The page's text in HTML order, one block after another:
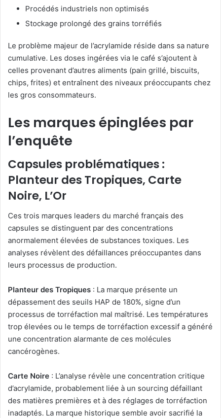
Procédés industriels non optimisés
Stockage prolongé des grains torréfiés
Le problème majeur de l’acrylamide réside dans sa nature
cumulative. Les doses ingérées via le café s’ajoutent à
celles provenant d’autres aliments (pain grillé, biscuits,
chips, frites) et entraînent des niveaux préoccupants chez
les gros consommateurs.
Les marques épinglées par
l’enquête
Capsules problématiques :
Planteur des Tropiques, Carte
Noire, L’Or
Ces trois marques leaders du marché français des
capsules se distinguent par des concentrations
anormalement élevées de substances toxiques. Les
analyses révèlent des défaillances préoccupantes dans
leurs processus de production.
Planteur des Tropiques : La marque présente un
dépassement des seuils HAP de 180%, signe d’un
processus de torréfaction mal maîtrisé. Les températures
trop élevées ou le temps de torréfaction excessif a généré
une concentration alarmante de ces molécules
cancérogènes.
Carte Noire : L’analyse révèle une concentration critique
d’acrylamide, probablement liée à un sourcing défaillant
des matières premières et à des réglages de torréfaction
inadaptés. La marque historique semble avoir sacrifié la